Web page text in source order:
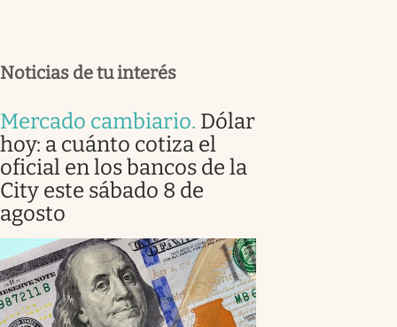
Noticias de tu interés
Mercado cambiario. Dólar
hoy: a cuánto cotiza el
oficial en los bancos de la
City este sábado 8 de
agosto